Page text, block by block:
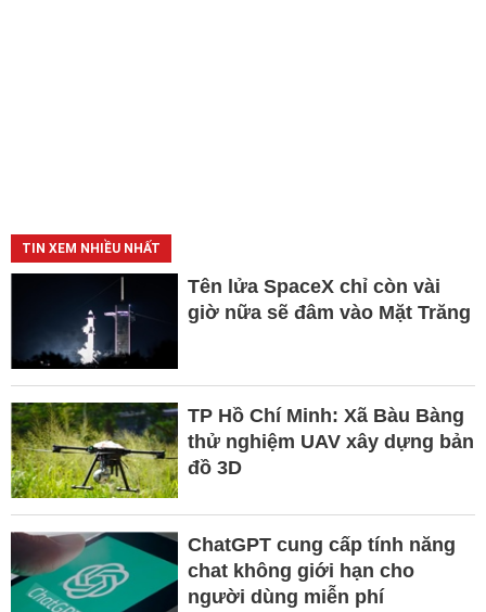
TIN XEM NHIỀU NHẤT
Tên lửa SpaceX chỉ còn vài
giờ nữa sẽ đâm vào Mặt Trăng
TP Hồ Chí Minh: Xã Bàu Bàng
thử nghiệm UAV xây dựng bản
đồ 3D
ChatGPT cung cấp tính năng
chat không giới hạn cho
người dùng miễn phí